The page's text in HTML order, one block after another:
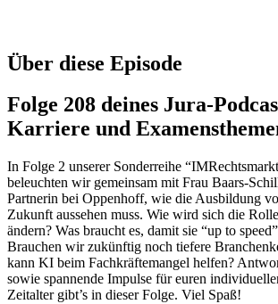
Über diese Episode
Folge 208 deines Jura-
Karriere und
In Folge 2 unserer Sonderreihe
beleuchten wir gemeinsam mit Frau Baars-
Partnerin bei Oppenhoff, wie die Ausbildung
Zukunft aussehen muss. Wie wird sich die
ändern? Was braucht es, damit sie “up to
Brauchen wir zukünftig noch tiefere
kann KI beim Fachkräftemangel helfen?
sowie spannende Impulse für euren
Zeitalter gibt’s in dieser Folge. Viel Spaß!